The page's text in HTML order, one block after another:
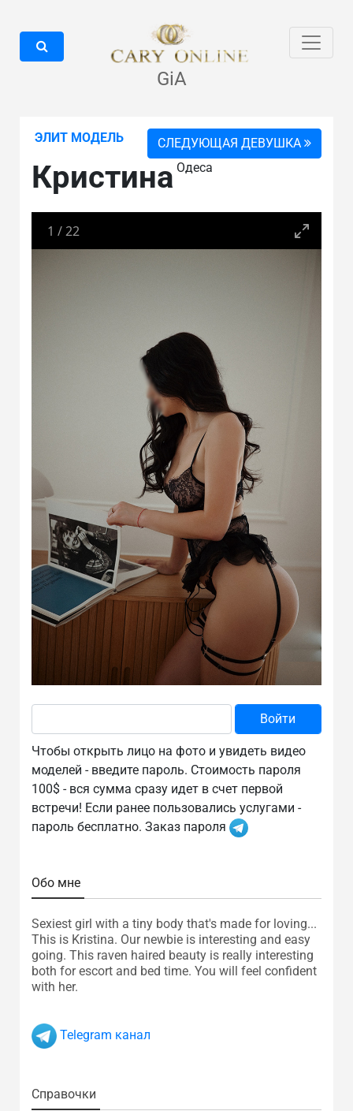
GiA
СЛЕДУЮЩАЯ ДЕВУШКА
Кристина
ЭЛИТ МОДЕЛЬ
Одеса
1 /22
Чтобы открыть лицо на фото и увидеть видео
моделей - введите пароль. Стоимость пароля
100$ - вся сумма сразу идет в счет первой
встречи! Если ранее пользовались услугами -
пароль бесплатно. Заказ пароля
Обо мне
Sexiest girl with a tiny body that's made for loving...
This is Kristina. Our newbie is interesting and easy
going. This raven haired beauty is really interesting
both for escort and bed time. You will feel confident
with her.
Telegram канал
Справочки